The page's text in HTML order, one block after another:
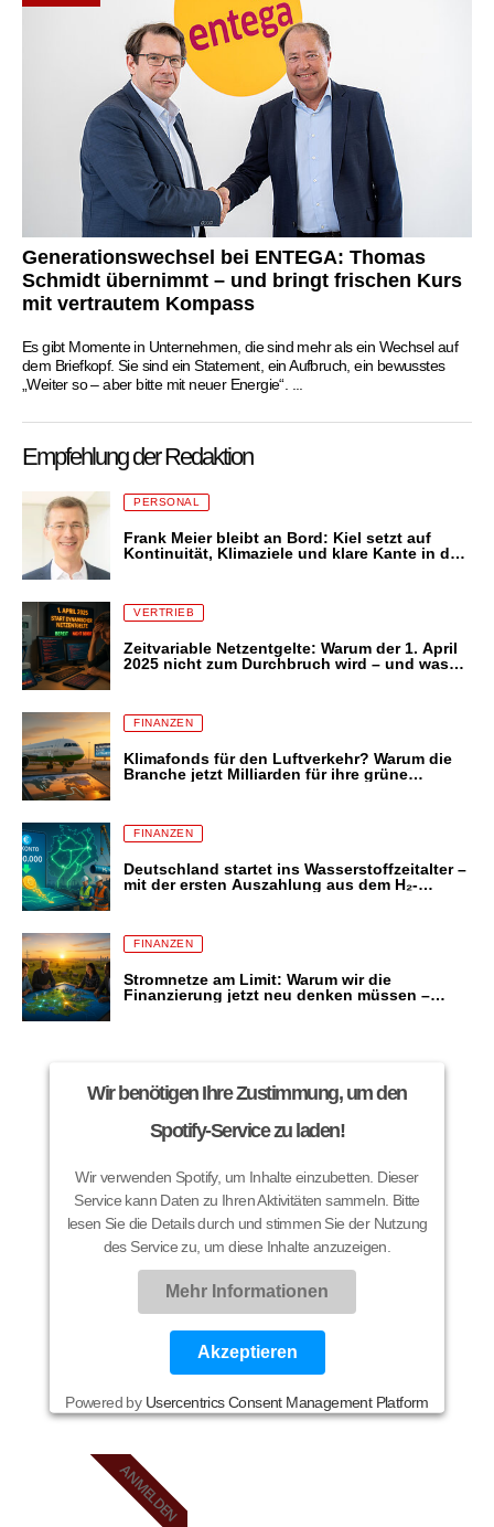
Generationswechsel bei ENTEGA: Thomas
Schmidt übernimmt – und bringt frischen Kurs
mit vertrautem Kompass
Es gibt Momente in Unternehmen, die sind mehr als ein Wechsel auf
dem Briefkopf. Sie sind ein Statement, ein Aufbruch, ein bewusstes
„Weiter so – aber bitte mit neuer Energie“. ...
Empfehlung der Redaktion
PERSONAL
Frank Meier bleibt an Bord: Kiel setzt auf
Kontinuität, Klimaziele und klare Kante in der
VERTRIEB
Zeitvariable Netzentgelte: Warum der 1. April
2025 nicht zum Durchbruch wird – und was
FINANZEN
Klimafonds für den Luftverkehr? Warum die
Branche jetzt Milliarden für ihre grüne
FINANZEN
Deutschland startet ins Wasserstoffzeitalter –
mit der ersten Auszahlung aus dem H₂-
FINANZEN
Stromnetze am Limit: Warum wir die
Finanzierung jetzt neu denken müssen –
Wir benötigen Ihre Zustimmung, um den
Spotify-Service zu laden!
Wir verwenden Spotify, um Inhalte einzubetten. Dieser
Service kann Daten zu Ihren Aktivitäten sammeln. Bitte
lesen Sie die Details durch und stimmen Sie der Nutzung
des Service zu, um diese Inhalte anzuzeigen.
Mehr Informationen
Akzeptieren
Powered by Usercentrics Consent Management Platform
ANMELDEN